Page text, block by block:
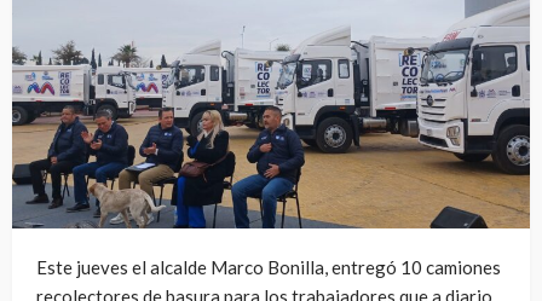
Este jueves el alcalde Marco Bonilla, entregó 10 camiones
recolectores de basura para los trabajadores que a diario